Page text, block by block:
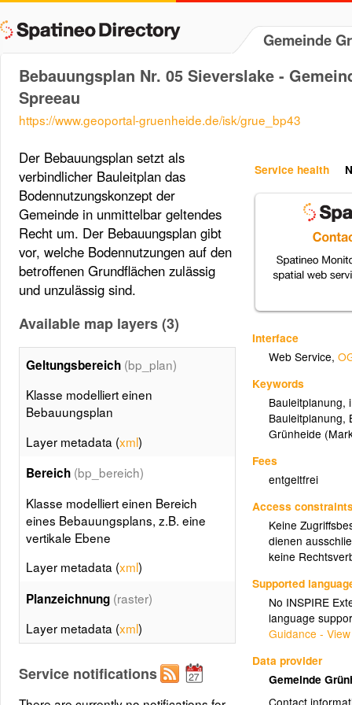
Gemeinde
Bebauungsplan Nr. 05 Sieverslake -
Spreeau
https://www.geoportal-gruenheide.de/isk/grue_bp43
Service health
Interface
Web Service,
Keywords
Bauleitplanung,
Bauleitplanung,
Grünheide
Fees
entgeltfrei
Access
Keine
dienen
keine
Supported
No INSPIRE
language
Guidance -
Data provider
Gemeinde
Der Bebauungsplan setzt als
verbindlicher Bauleitplan das
Bodennutzungskonzept der
Gemeinde in unmittelbar geltendes
Recht um. Der Bebauungsplan gibt
vor, welche Bodennutzungen auf den
betroffenen Grundflächen zulässig
und unzulässig sind.
Available map layers (3)
Geltungsbereich (bp_plan)
Klasse modelliert einen
Bebauungsplan
Layer metadata (xml)
Bereich (bp_bereich)
Klasse modelliert einen Bereich
eines Bebauungsplans, z.B. eine
vertikale Ebene
Layer metadata (xml)
Planzeichnung (raster)
Layer metadata (xml)
Service notifications